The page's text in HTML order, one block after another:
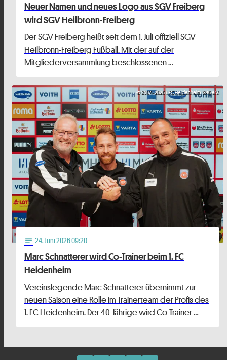
Neuer Namen und neues Logo aus SGV Freiberg
wird SGV Heilbronn-Freiberg
Der SGV Freiberg heißt seit dem 1. Juli offiziell SGV
Heilbronn-Freiberg Fußball. Mit der auf der
Mitgliederversammlung beschlossenen …
© 2007 - 2026 1. FC Heidenheim 1846 e.V.
notes 24. Juni 2026 09:20
Marc Schnatterer wird Co-Trainer beim 1. FC
Heidenheim
Vereinslegende Marc Schnatterer übernimmt zur
neuen Saison eine Rolle im Trainerteam der Profis des
1. FC Heidenheim. Der 40-Jährige wird Co-Trainer …